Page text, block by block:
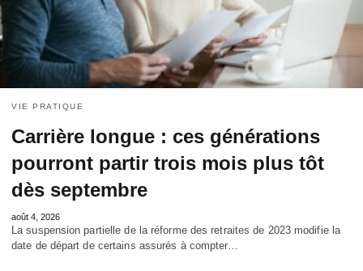
VIE PRATIQUE
Carrière longue : ces générations
pourront partir trois mois plus tôt
dès septembre
août 4, 2026
La suspension partielle de la réforme des retraites de 2023 modifie la
date de départ de certains assurés à compter…